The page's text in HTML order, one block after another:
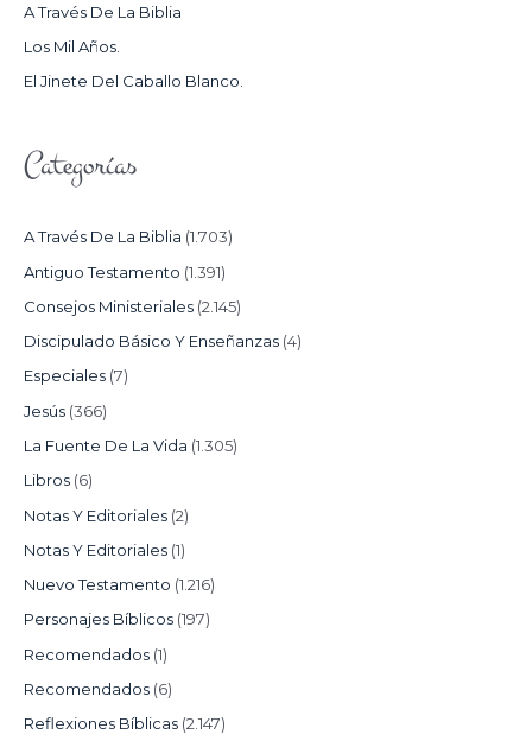
R
:
A Través De La Biblia
Los Mil Años.
El Jinete Del Caballo Blanco.
Categorías
A Través De La Biblia (1.703)
Antiguo Testamento (1.391)
Consejos Ministeriales (2.145)
Discipulado Básico Y Enseñanzas (4)
Especiales (7)
Jesús (366)
La Fuente De La Vida (1.305)
Libros (6)
Notas Y Editoriales (2)
Notas Y Editoriales (1)
Nuevo Testamento (1.216)
Personajes Bíblicos (197)
Recomendados (1)
Recomendados (6)
Reflexiones Bíblicas (2.147)